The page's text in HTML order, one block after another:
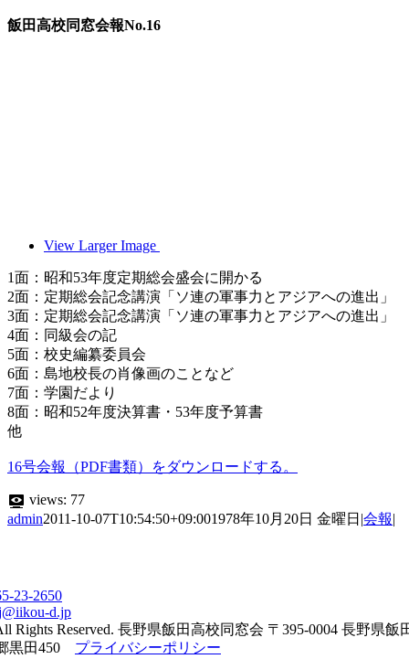
飯田高校同窓会報No.16
View Larger Image
1面：昭和53年度定期総会盛会に開かる
2面：定期総会記念講演「ソ連の軍事力とアジアへの進出」
3面：定期総会記念講演「ソ連の軍事力とアジアへの進出」
4面：同級会の記
5面：校史編纂委員会
6面：島地校長の肖像画のことなど
7面：学園だより
8面：昭和52年度決算書・53年度予算書
他
16号会報（PDF書類）をダウンロードする。
views: 77
admin2011-10-07T10:54:50+09:001978年10月20日 金曜日 |会報|
23-2650
d.jp
Rights Reserved. 長野県飯田高校同窓会 〒395-0004 長野県飯
黒田450 プライバシーポリシー